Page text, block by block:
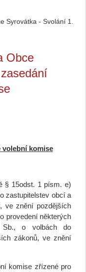
Syrovátka - Svolání 1.
Obce
volební komise
§ 15odst. 1 písm. e)
zastupitelstev obcí a
ve znění pozdějších
provedení některých
Sb., o volbách do
zákonů, ve znění
komise zřízené pro